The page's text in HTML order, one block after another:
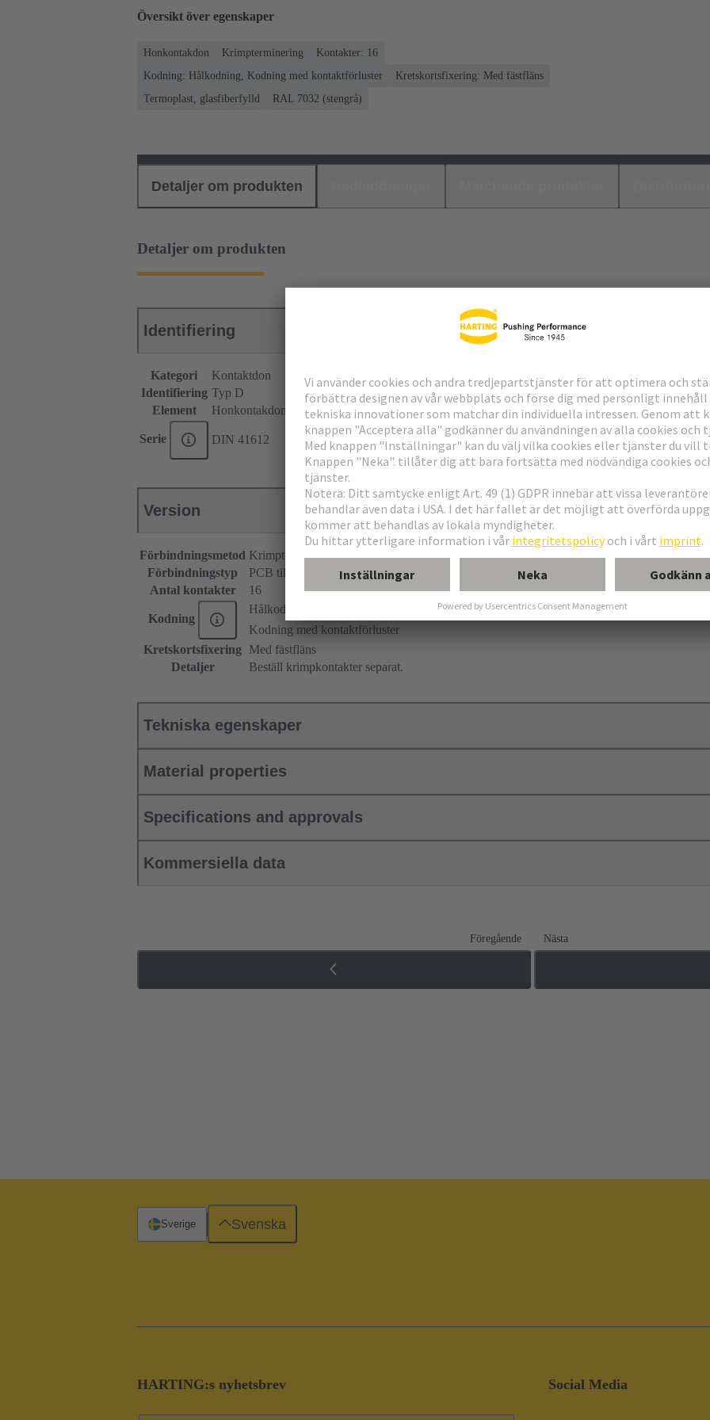
Översikt över egenskaper
Honkontakdon Krimpterminering
Kontakter: 16
Kodning: Hålkodning, Kodning med kontaktförluster
Kretskortsfixering: Med fästfläns
Termoplast, glasfiberfylld
RAL 7032 (stengrå)
Detaljer om produkten
Detaljer om produkten
Identifiering
Kategori
Kontaktdon
Identifiering Typ D
Element
Honkontakdon
Serie DIN 41612
Version
Förbindningsmetod Krimpterminering
Förbindningstyp
PCB till kabel
Antal kontakter
16
Kodning
Hålkodning
Kodning med kontaktförluster
Kretskortsfixering
Med fästfläns
Detaljer
Beställ krimpkontakter separat.
Tekniska egenskaper
Material properties
Specifications and approvals
Kommersiella data
Föregående Nästa
HARTING:s nyhetsbrev Social Media
Sverige Svenska